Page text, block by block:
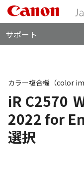
サポート
iR C2570
2022 for
選択
カラー複合機（color